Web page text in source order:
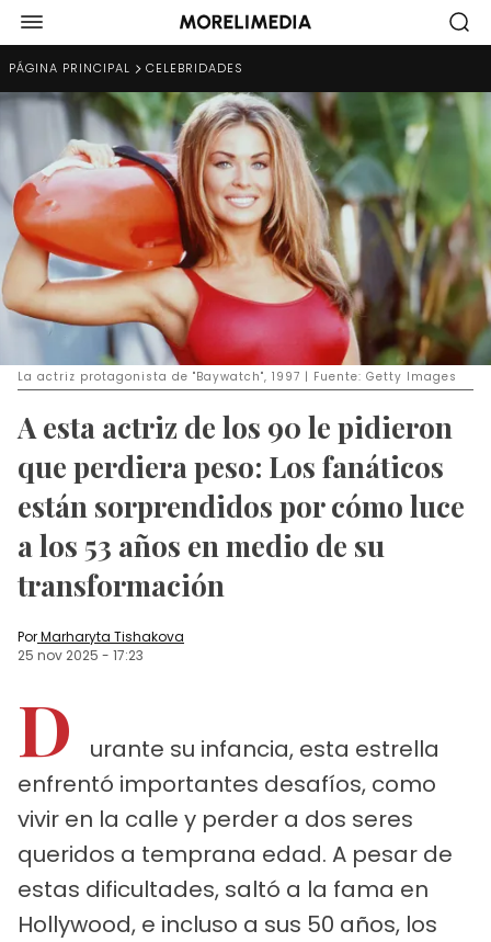
PÁGINA PRINCIPAL CELEBRIDADES
La actriz protagonista de "Baywatch", 1997 | Fuente: Getty Images
A esta actriz de los 90 le pidieron
que perdiera peso: Los fanáticos
están sorprendidos por cómo luce
a los 53 años en medio de su
transformación
PorMarharyta Tishakova
25 nov 2025 - 17:23
D
urante su infancia, esta estrella
enfrentó importantes desafíos, como
vivir en la calle y perder a dos seres
queridos a temprana edad. A pesar de
estas dificultades, saltó a la fama en
Hollywood, e incluso a sus 50 años, los